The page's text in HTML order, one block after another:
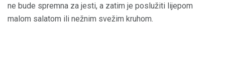
ne bude spremna za jesti, a zatim je poslužiti lijepom
malom salatom ili nežnim svežim kruhom.